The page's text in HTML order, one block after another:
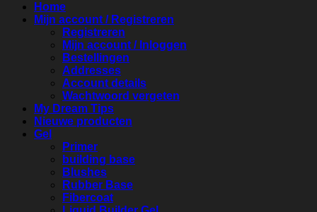
Home
Mijn account / Registreren
Registreren
Mijn account / Inloggen
Bestellingen
Addresses
Account details
Wachtwoord vergeten
My Dream Tips
Nieuwe producten
Gel
Primer
building base
Blushes
Rubber Base
Fibercoat